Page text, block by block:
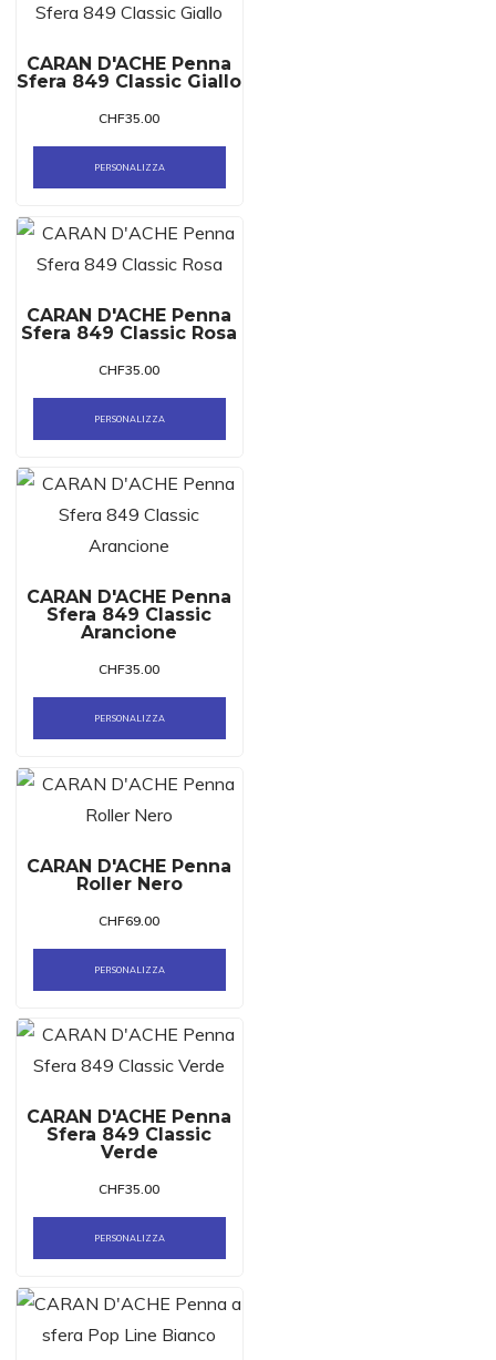
CARAN D'ACHE Penna
Sfera 849 Classic Giallo
CHF35.00
PERSONALIZZA
CARAN D'ACHE Penna
Sfera 849 Classic Rosa
CHF35.00
PERSONALIZZA
CARAN D'ACHE Penna
Sfera 849 Classic
Arancione
CHF35.00
PERSONALIZZA
CARAN D'ACHE Penna
Roller Nero
CHF69.00
PERSONALIZZA
CARAN D'ACHE Penna
Sfera 849 Classic
Verde
CHF35.00
PERSONALIZZA